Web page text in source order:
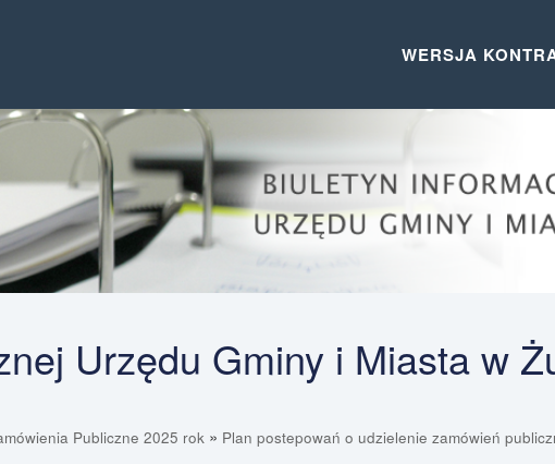
WERSJA
Urzędu Gminy i Miasta w
Publiczne 2025 rok » Plan postepowań o udzielenie zamówień